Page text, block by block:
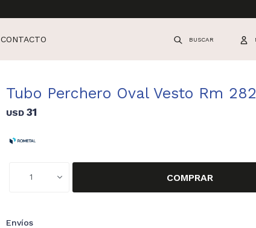
CONTACTO
Tubo Perchero Oval Vesto Rm 282
USD 31
1 COMPRAR
Envíos